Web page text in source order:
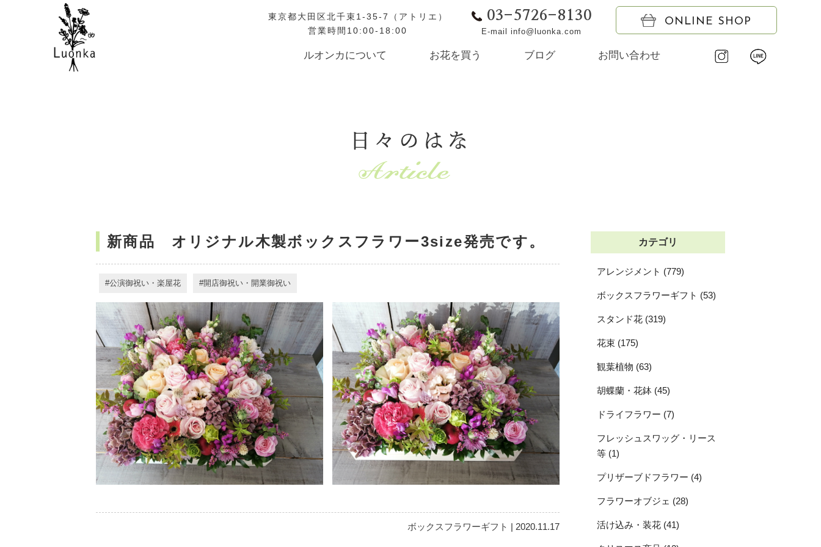
東京都大田区北千束1-35-7（アトリエ）
営業時間10:00-18:00
03-5726-8130
E-mail info@luonka.com
ONLINE SHOP
ルオンカについて お花を買う ブログ お問い合わせ
日々のはな
新商品 オリジナル木製ボックスフラワー3size発売です。
公演御祝い・楽屋花 開店御祝い・開業御祝い
ボックスフラワーギフト | 2020.11.17
カテゴリ
アレンジメント (779)
ボックスフラワーギフト (53)
スタンド花 (319)
花束 (175)
観葉植物 (63)
胡蝶蘭・花鉢 (45)
ドライフラワー (7)
フレッシュスワッグ・リース
等 (1)
プリザーブドフラワー (4)
フラワーオブジェ (28)
活け込み・装花 (41)